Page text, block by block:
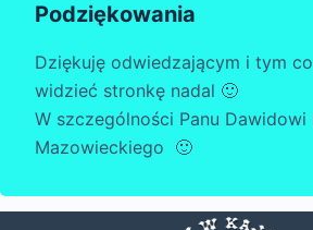
Podziękowania
Dziękuję odwiedzającym i tym
widzieć stronkę nadal 🙂
W szczególności Panu Dawidowi
Mazowieckiego 🙂